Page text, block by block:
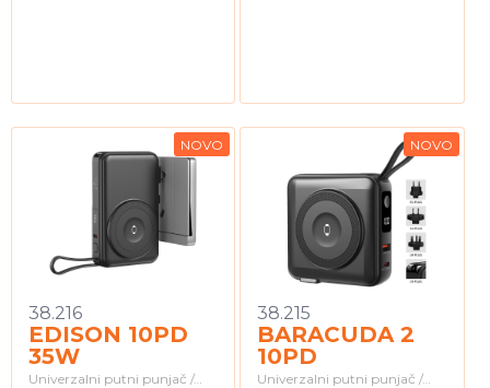
NOVO
38.216
EDISON 10PD
35W
Univerzalni putni punjač /…
NOVO
38.215
BARACUDA 2
10PD
Univerzalni putni punjač /…